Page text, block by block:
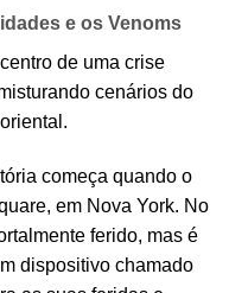
e os Venoms
de uma crise
cenários do
começa quando o
em Nova York. No
ferido, mas é
dispositivo chamado